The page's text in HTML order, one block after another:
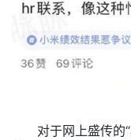
对于网上盛传的“